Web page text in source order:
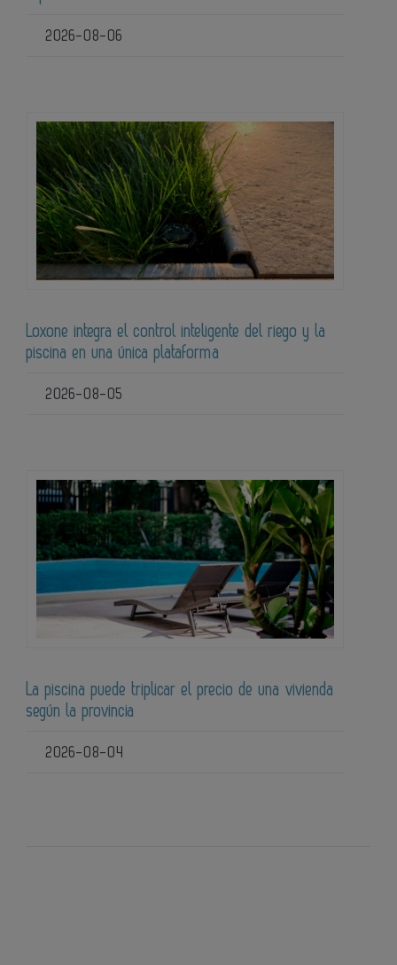
2026-08-06
Loxone integra el control inteligente del riego y la
piscina en una única plataforma
2026-08-05
La piscina puede triplicar el precio de una vivienda
según la provincia
2026-08-04